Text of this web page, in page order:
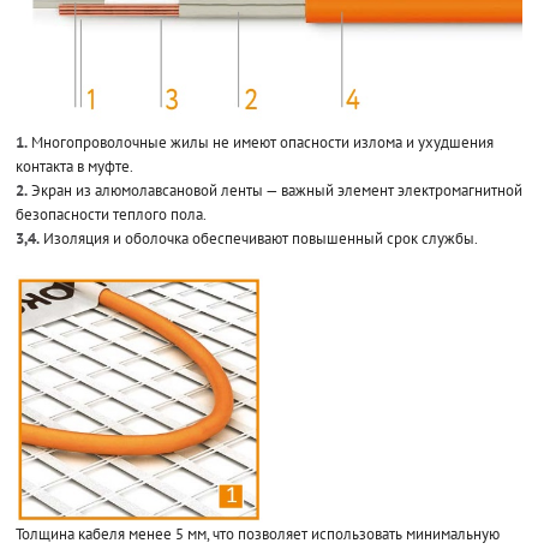
1. Многопроволочные жилы не имеют опасности излома и ухудшения
контакта в муфте.
2.Экран из алюмолавсановой ленты — важный элемент электромагнитной
безопасности теплого пола.
3,4. Изоляция и оболочка обеспечивают повышенный срок службы.
Толщина кабеля менее 5 мм, что позволяет использовать минимальную